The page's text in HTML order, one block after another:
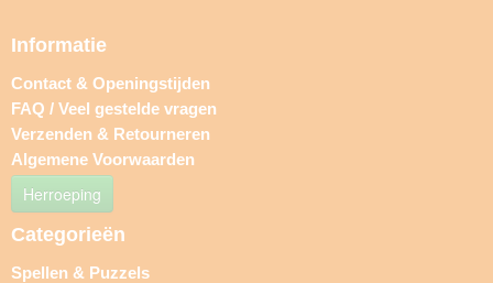
Informatie
Contact & Openingstijden
FAQ / Veel gestelde vragen
Verzenden & Retourneren
Algemene Voorwaarden
Herroeping
Categorieën
Spellen & Puzzels